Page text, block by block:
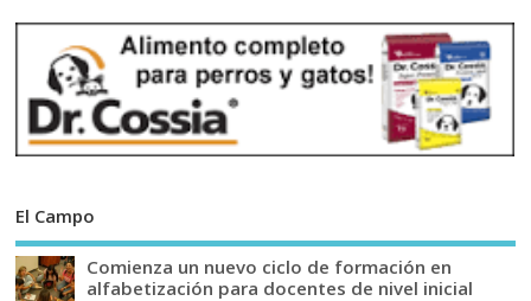
El Campo
Comienza un nuevo ciclo de formación en
alfabetización para docentes de nivel inicial